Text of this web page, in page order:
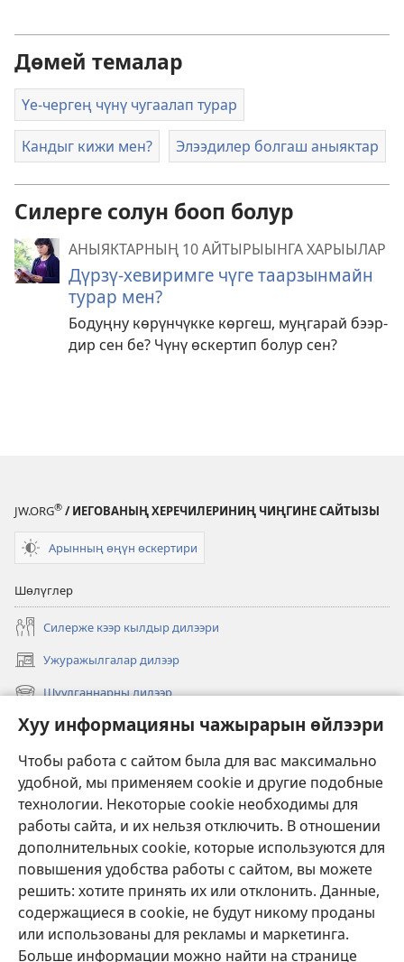
Хуу информацияны чажырарын өйлээри
Чтобы работа с сайтом была для вас максимально
удобной, мы применяем cookie и другие подобные
технологии. Некоторые cookie необходимы для
работы сайта, и их нельзя отключить. В отношении
дополнительных cookie, которые используются для
повышения удобства работы с сайтом, вы можете
решить: хотите принять их или отклонить. Данные,
содержащиеся в cookie, не будут никому проданы
или использованы для рекламы и маркетинга.
Больше информации можно найти на странице
Дөмей темалар
Үе-чергең чүнү чугаалап турар
Кандыг кижи мен? Элээдилер болгаш аныяктар
Силерге солун бооп болур
АНЫЯКТАРНЫҢ 10 АЙТЫРЫЫНГА ХАРЫЫЛАР
Дүрзү-хевиримге чүге таарзынмайн
турар мен?
Бодуңну көрүнчүкке көргеш, муңгарай бээр-
дир сен бе? Чүнү өскертип болур сен?
JW.ORG® / ИЕГОВАНЫҢ ХЕРЕЧИЛЕРИНИҢ ЧИҢГИНЕ САЙТЫЗЫ
Арынның өңүн өскертири
Шөлүглер
Силерже кээр кылдыр дилээри
Ужуражылгалар дилээр
(opens
new Шуулганнарны дилээр
(opens
new
window)
Чаа
Видеолар
Дилээшкин
Өргүлдер
(opens
new
window)Таңныыл суургазының ОНЛАЙН-БИБЛИОТЕКАЗЫ
(opens
new
window)JW Hub ®
(opens
new